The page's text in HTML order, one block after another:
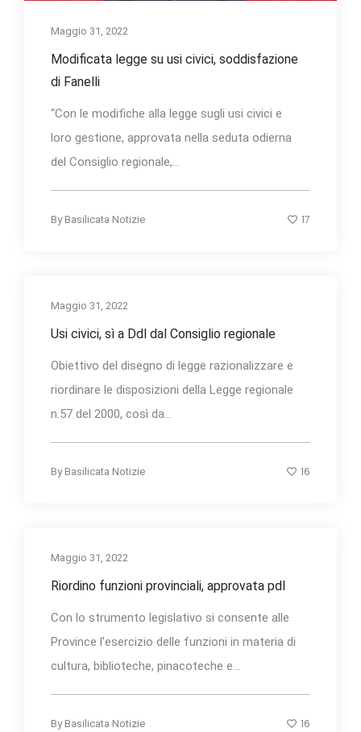
Maggio 31, 2022
Modificata legge su usi civici, soddisfazione
di Fanelli
“Con le modifiche alla legge sugli usi civici e
loro gestione, approvata nella seduta odierna
del Consiglio regionale,...
By Basilicata Notizie 17
Maggio 31, 2022
Usi civici, sì a Ddl dal Consiglio regionale
Obiettivo del disegno di legge razionalizzare e
riordinare le disposizioni della Legge regionale
n.57 del 2000, così da...
By Basilicata Notizie 16
Maggio 31, 2022
Riordino funzioni provinciali, approvata pdl
Con lo strumento legislativo si consente alle
Province l'esercizio delle funzioni in materia di
cultura, biblioteche, pinacoteche e...
By Basilicata Notizie 16